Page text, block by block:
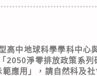
高中地球科學學科中心
2050淨零排放政策系列
範應用」，請自然科及